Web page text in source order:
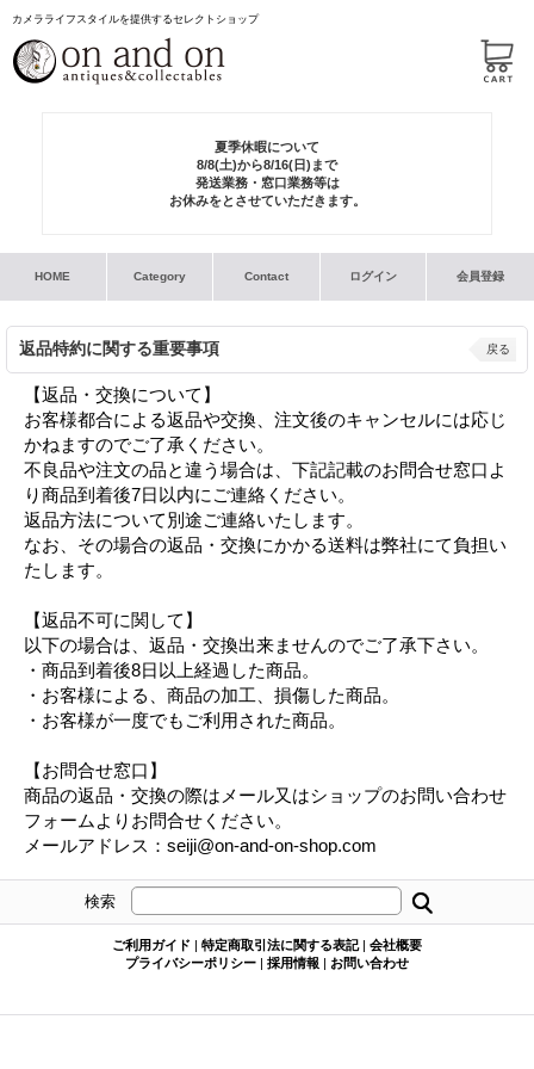
カメラライフスタイルを提供するセレクトショップ
夏季休暇について
8/8(土)から8/16(日)まで
発送業務・窓口業務等は
お休みをとさせていただきます。
HOME Category Contact ログイン 会員登録
返品特約に関する重要事項 戻る
【返品・交換について】
お客様都合による返品や交換、注文後のキャンセルには応じ
かねますのでご了承ください。
不良品や注文の品と違う場合は、下記記載のお問合せ窓口よ
り商品到着後7日以内にご連絡ください。
返品方法について別途ご連絡いたします。
なお、その場合の返品・交換にかかる送料は弊社にて負担い
たします。
【返品不可に関して】
以下の場合は、返品・交換出来ませんのでご了承下さい。
・商品到着後8日以上経過した商品。
・お客様による、商品の加工、損傷した商品。
・お客様が一度でもご利用された商品。
【お問合せ窓口】
商品の返品・交換の際はメール又はショップのお問い合わせ
フォームよりお問合せください。
メールアドレス：seiji@on-and-on-shop.com
検索
ご利用ガイド | 特定商取引法に関する表記 | 会社概要
プライバシーポリシー | 採用情報 | お問い合わせ